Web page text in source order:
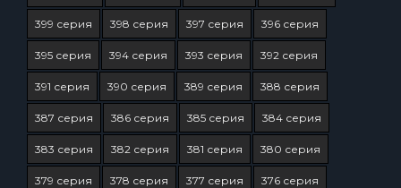
399 серия 398 серия 397 серия 396 серия
395 серия 394 серия 393 серия 392 серия
391 серия 390 серия 389 серия 388 серия
387 серия 386 серия 385 серия 384 серия
383 серия 382 серия 381 серия 380 серия
379 серия 378 серия 377 серия 376 серия